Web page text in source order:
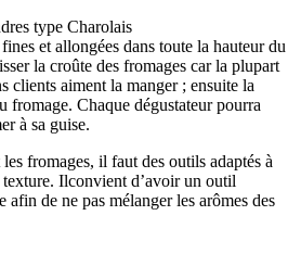
type Charolais
et allongées dans toute la hauteur du
la croûte des fromages car la plupart
clients aiment la manger ; ensuite la
fromage. Chaque dégustateur pourra
à sa guise.
fromages, il faut des outils adaptés à
Ilconvient d’avoir un outil
afin de ne pas mélanger les arômes des